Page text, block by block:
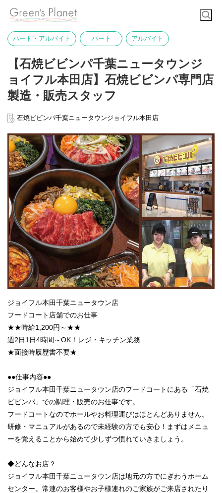
パート・アルバイト パート アルバイト
【石焼ビビンパ千葉ニュータウンジ
ョイフル本田店】石焼ビビンパ専門店
製造・販売スタッフ
石焼ビビンパ千葉ニュータウンジョイフル本田店
ジョイフル本田千葉ニュータウン店
フードコート店舗でのお仕事
★★時給1,200円～★★
週2日1日4時間～OK！レジ・キッチン業務
★面接時履歴書不要★
●●仕事内容●●
ジョイフル本田千葉ニュータウン店のフードコートにある「石焼
ビビンパ」での調理・販売のお仕事です。
フードコートなのでホールやお料理運びはほとんどありません。
研修・マニュアルがあるので未経験の方でも安心！まずはメニュ
ーを覚えることから始めて少しずつ慣れていきましょう。
◆どんなお店？
ジョイフル本田千葉ニュータウン店は地元の方でにぎわうホーム
センター。常連のお客様やお子様連れのご家族がご来店されたり